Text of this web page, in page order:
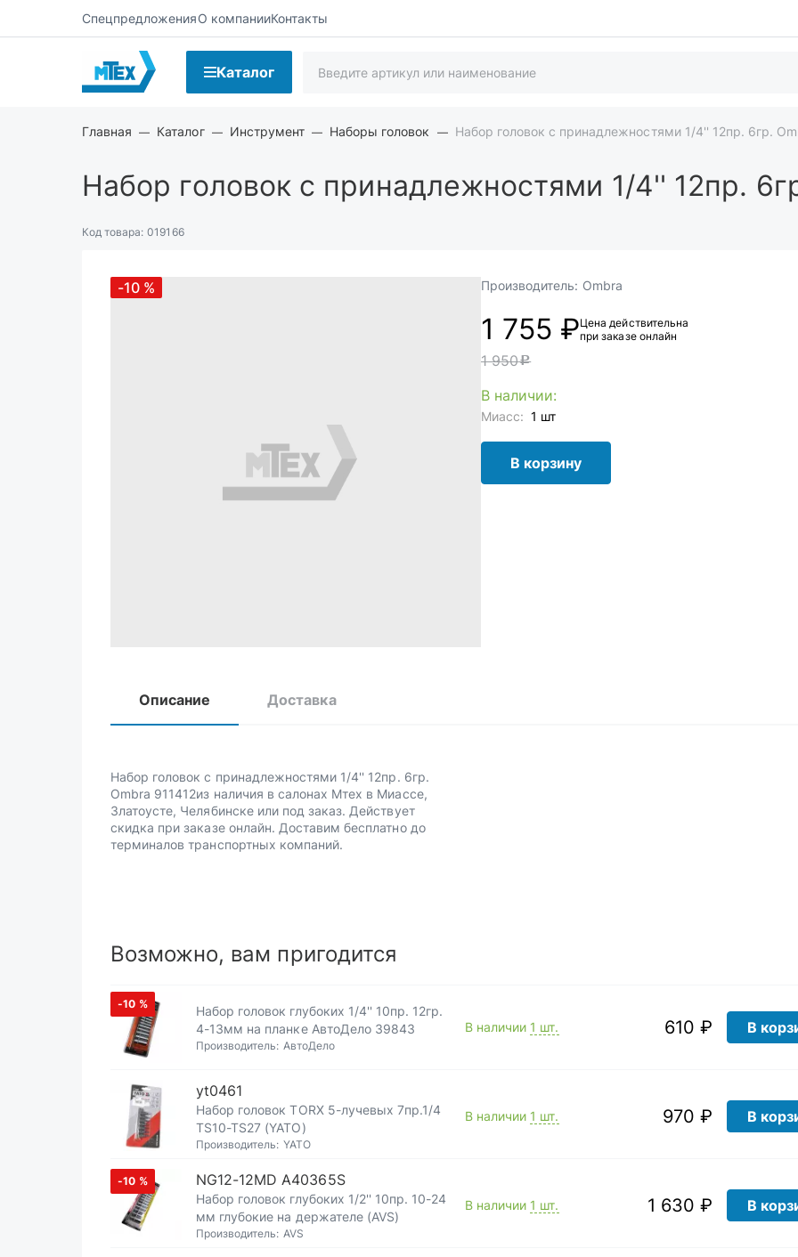
СпецпредложенияО компанииКонтакты
Каталог
Главная Каталог Инструмент Наборы головок Набор головок с принадлежностями 1/4'' 12пр. 6гр.
Набор головок с принадлежностями 1/4'' 12пр.
Код товара: 019166
-10 % Производитель: Ombra
1 755 ₽Цена действительна
при заказе онлайн
1 950c
В наличии:
Миасс: 1 шт
В корзину
Описание Доставка
Набор головок с принадлежностями 1/4'' 12пр. 6гр.
Ombra 911412из наличия в салонах Мтех в Миассе,
Златоусте, Челябинске или под заказ. Действует
скидка при заказе онлайн. Доставим бесплатно до
терминалов транспортных компаний.
Возможно, вам пригодится
-10 %
Набор головок глубоких 1/4'' 10пр. 12гр.
4-13мм на планке АвтоДело 39843
Производитель: АвтоДело
В наличии 1 шт. 610 ₽ В
yt0461
Набор головок TORX 5-лучевых 7пр.1/4
TS10-TS27 (YATO)
Производитель: YATO
В наличии 1 шт. 970 ₽ В
-10 % NG12-12MD A40365S
Набор головок глубоких 1/2'' 10пр. 10-24
мм глубокие на держателе (AVS)
Производитель: AVS
В наличии 1 шт. 1 630 ₽ В